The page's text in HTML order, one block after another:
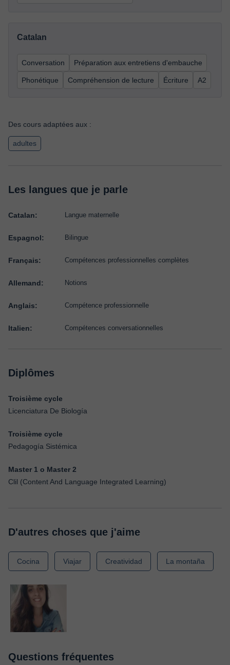
Catalan
Conversation Préparation aux entretiens d'embauche
Phonétique Compréhension de lecture Écriture A2
Des cours adaptées aux :
adultes
Les langues que je parle
Catalan: Langue maternelle
Espagnol: Bilingue
Français: Compétences professionnelles complètes
Allemand: Notions
Anglais: Compétence professionnelle
Italien: Compétences conversationnelles
Diplômes
Troisième cycle
Licenciatura De Biología
Troisième cycle
Pedagogía Sistémica
Master 1 o Master 2
Clil (Content And Language Integrated Learning)
D'autres choses que j'aime
Cocina Viajar Creatividad La montaña
Questions fréquentes